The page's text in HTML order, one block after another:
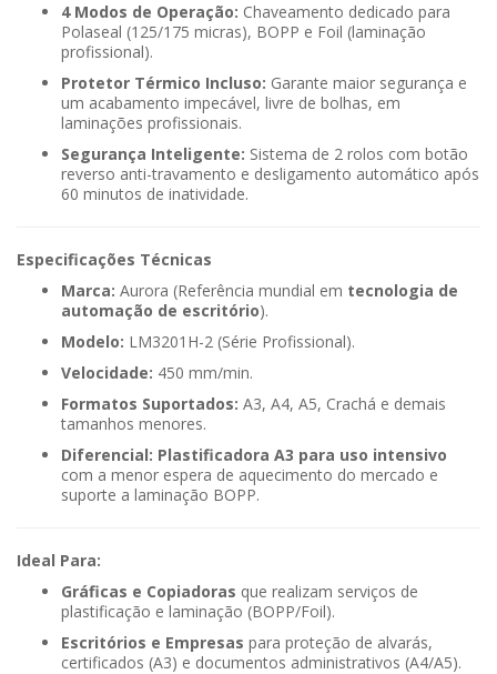
4 Modos de Operação: Chaveamento dedicado para
Polaseal (125/175 micras), BOPP e Foil (laminação
profissional).
Protetor Térmico Incluso: Garante maior segurança e
um acabamento impecável, livre de bolhas, em
laminações profissionais.
Segurança Inteligente: Sistema de 2 rolos com botão
reverso anti-travamento e desligamento automático após
60 minutos de inatividade.
Especificações Técnicas
Marca: Aurora (Referência mundial em tecnologia de
automação de escritório).
Modelo: LM3201H-2 (Série Profissional).
Velocidade: 450 mm/min.
Formatos Suportados: A3, A4, A5, Crachá e demais
tamanhos menores.
Diferencial: Plastificadora A3 para uso intensivo
com a menor espera de aquecimento do mercado e
suporte a laminação BOPP.
Ideal Para:
Gráficas e Copiadoras que realizam serviços de
plastificação e laminação (BOPP/Foil).
Escritórios e Empresas para proteção de alvarás,
certificados (A3) e documentos administrativos (A4/A5).